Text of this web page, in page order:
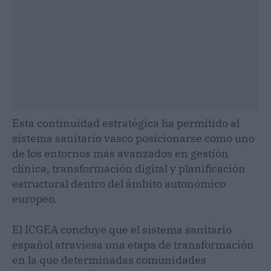
Esta continuidad estratégica ha permitido al
sistema sanitario vasco posicionarse como uno
de los entornos más avanzados en gestión
clínica, transformación digital y planificación
estructural dentro del ámbito autonómico
europeo.
El ICGEA concluye que el sistema sanitario
español atraviesa una etapa de transformación
en la que determinadas comunidades